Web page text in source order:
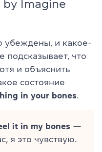
by Imagine
убеждены, и какое-
что
и объяснить
состояние
in your bones.
it in my bones —
я это чувствую.